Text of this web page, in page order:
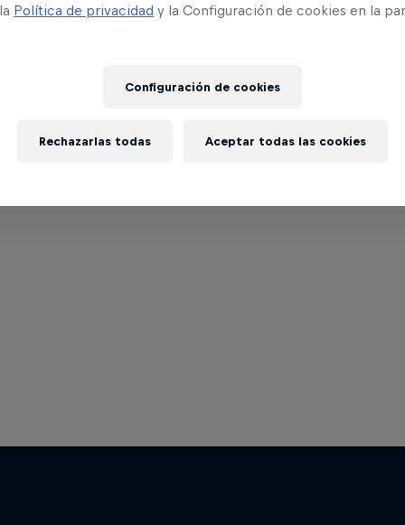
Política de privacidad y la Configuración de cookies en la
Configuración de cookies
Rechazarlas todas Aceptar todas las cookies